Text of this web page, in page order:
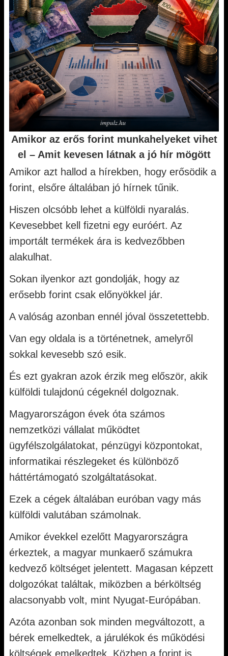
Amikor az erős forint munkahelyeket vihet
el – Amit kevesen látnak a jó hír mögött
Amikor azt hallod a hírekben, hogy erősödik a
forint, elsőre általában jó hírnek tűnik.
Hiszen olcsóbb lehet a külföldi nyaralás.
Kevesebbet kell fizetni egy euróért. Az
importált termékek ára is kedvezőbben
alakulhat.
Sokan ilyenkor azt gondolják, hogy az
erősebb forint csak előnyökkel jár.
A valóság azonban ennél jóval összetettebb.
Van egy oldala is a történetnek, amelyről
sokkal kevesebb szó esik.
És ezt gyakran azok érzik meg először, akik
külföldi tulajdonú cégeknél dolgoznak.
Magyarországon évek óta számos
nemzetközi vállalat működtet
ügyfélszolgálatokat, pénzügyi központokat,
informatikai részlegeket és különböző
háttértámogató szolgáltatásokat.
Ezek a cégek általában euróban vagy más
külföldi valutában számolnak.
Amikor évekkel ezelőtt Magyarországra
érkeztek, a magyar munkaerő számukra
kedvező költséget jelentett. Magasan képzett
dolgozókat találtak, miközben a bérköltség
alacsonyabb volt, mint Nyugat-Európában.
Azóta azonban sok minden megváltozott, a
bérek emelkedtek, a járulékok és működési
költségek emelkedtek. Közben a forint is